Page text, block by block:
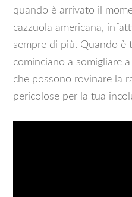
quando è arrivato il
cazzuola americana,
sempre di più. Quando è
cominciano a somigliare
che possono rovinare la
pericolose per la tua